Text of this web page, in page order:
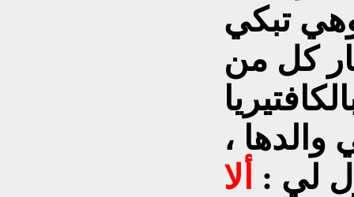
تبكي
كل من
لي :
ألا